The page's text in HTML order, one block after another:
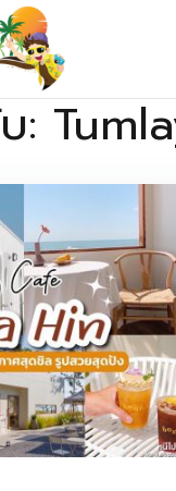
ที่กิน ไว้ในที่เดียว
: